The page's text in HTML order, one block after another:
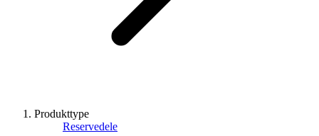
Produkttype
Reservedele